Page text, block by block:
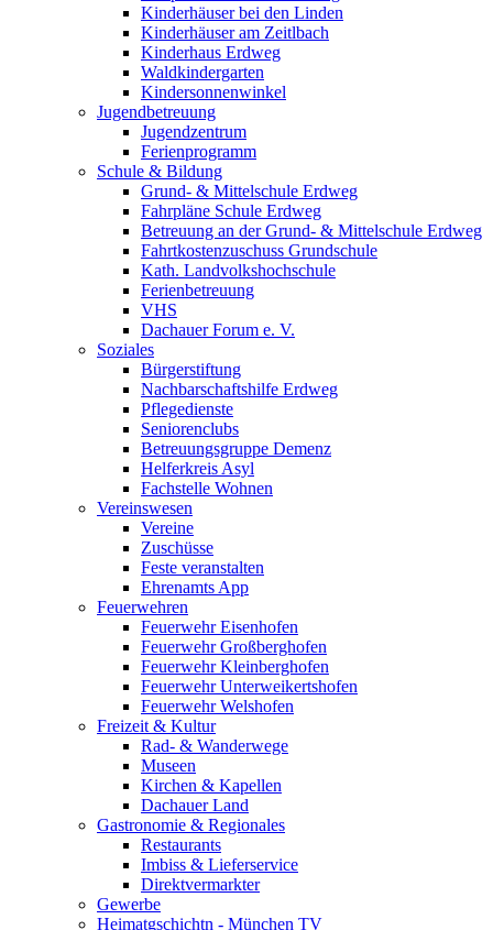
Kinderhäuser bei den Linden
Kinderhäuser am Zeitlbach
Kinderhaus Erdweg
Waldkindergarten
Kindersonnenwinkel
Jugendbetreuung
Jugendzentrum
Ferienprogramm
Schule & Bildung
Grund- & Mittelschule Erdweg
Fahrpläne Schule Erdweg
Betreuung an der Grund- & Mittelschule Erdweg
Fahrtkostenzuschuss Grundschule
Kath. Landvolkshochschule
Ferienbetreuung
VHS
Dachauer Forum e. V.
Soziales
Bürgerstiftung
Nachbarschaftshilfe Erdweg
Pflegedienste
Seniorenclubs
Betreuungsgruppe Demenz
Helferkreis Asyl
Fachstelle Wohnen
Vereinswesen
Vereine
Zuschüsse
Feste veranstalten
Ehrenamts App
Feuerwehren
Feuerwehr Eisenhofen
Feuerwehr Großberghofen
Feuerwehr Kleinberghofen
Feuerwehr Unterweikertshofen
Feuerwehr Welshofen
Freizeit & Kultur
Rad- & Wanderwege
Museen
Kirchen & Kapellen
Dachauer Land
Gastronomie & Regionales
Restaurants
Imbiss & Lieferservice
Direktvermarkter
Gewerbe
Heimatgschichtn - München TV